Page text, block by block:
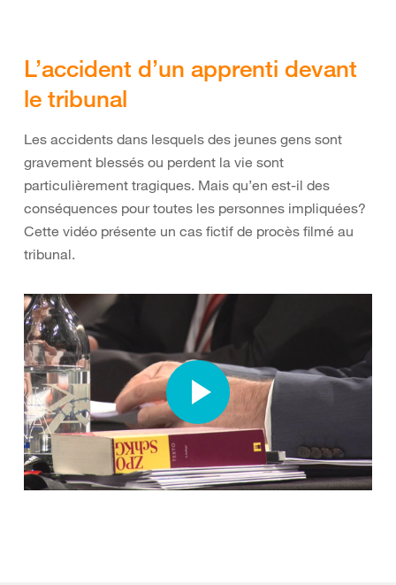
L’accident d’un apprenti devant
le tribunal
Les accidents dans lesquels des jeunes gens sont
gravement blessés ou perdent la vie sont
particulièrement tragiques. Mais qu’en est-il des
conséquences pour toutes les personnes impliquées?
Cette vidéo présente un cas fictif de procès filmé au
tribunal.